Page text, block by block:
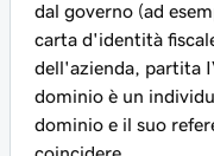
dal governo (ad
carta d'identità
dell'azienda, partita
dominio è un
dominio e il suo